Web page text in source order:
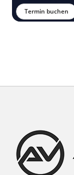
Termin buchen